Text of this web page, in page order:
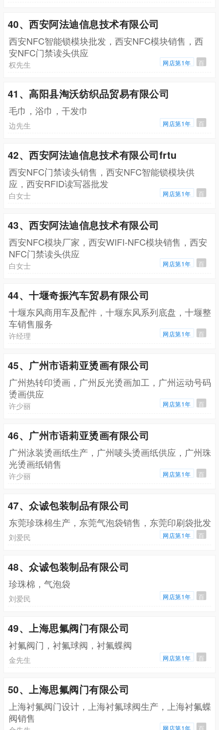
40、西安阿法迪信息技术有限公司
西安NFC智能锁模块批发，西安NFC模块销售，西
安NFC门禁读头供应
权先生 网店第1年 百
41、高阳县淘沃纺织品贸易有限公司
毛巾，浴巾，干发巾
边先生 网店第1年 百
42、西安阿法迪信息技术有限公司frtu
西安NFC门禁读头销售，西安NFC智能锁模块供
应，西安RFID读写器批发
白女士 网店第1年 百
43、西安阿法迪信息技术有限公司
西安NFC模块厂家，西安WIFI-NFC模块销售，西安
NFC门禁读头供应
白女士 网店第1年 百
44、十堰奇振汽车贸易有限公司
十堰东风商用车及配件，十堰东风系列底盘，十堰整
车销售服务
许经理 网店第1年 百
45、广州市语莉亚烫画有限公司
广州热转印烫画，广州反光烫画加工，广州运动号码
烫画供应
许少丽 网店第1年 百
46、广州市语莉亚烫画有限公司
广州泳装烫画纸生产，广州唛头烫画纸供应，广州珠
光烫画纸销售
许少丽 网店第1年 百
47、众诚包装制品有限公司
东莞珍珠棉生产，东莞气泡袋销售，东莞印刷袋批发
刘爱民 网店第1年 百
48、众诚包装制品有限公司
珍珠棉，气泡袋
刘爱民 网店第1年 百
49、上海思氟阀门有限公司
衬氟阀门，衬氟球阀，衬氟蝶阀
金先生 网店第1年 百
50、上海思氟阀门有限公司
上海衬氟阀门设计，上海衬氟球阀生产，上海衬氟蝶
阀销售
网店第1年 百